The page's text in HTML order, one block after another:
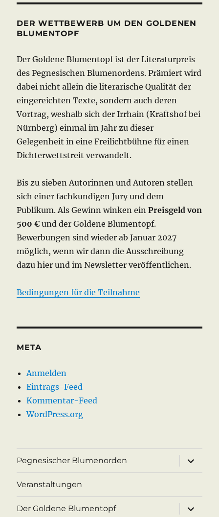
DER WETTBEWERB UM DEN GOLDENEN
BLUMENTOPF
Der Goldene Blumentopf ist der Literaturpreis
des Pegnesischen Blumenordens. Prämiert wird
dabei nicht allein die literarische Qualität der
eingereichten Texte, sondern auch deren
Vortrag, weshalb sich der Irrhain (Kraftshof bei
Nürnberg) einmal im Jahr zu dieser
Gelegenheit in eine Freilichtbühne für einen
Dichterwettstreit verwandelt.
Bis zu sieben Autorinnen und Autoren stellen
sich einer fachkundigen Jury und dem
Publikum. Als Gewinn winken einPreisgeld von
500 € und der Goldene Blumentopf.
Bewerbungen sind wieder ab Januar 2027
möglich, wenn wir dann die Ausschreibung
dazu hier und im Newsletter veröffentlichen.
Bedingungen für die Teilnahme
META
Anmelden
Eintrags-Feed
Kommentar-Feed
WordPress.org
Pegnesischer Blumenorden
öffnen
Veranstaltungen
Der Goldene Blumentopf
öffnen